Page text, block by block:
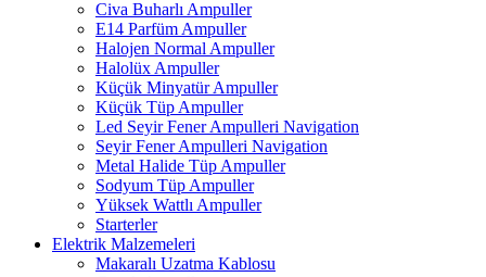
Civa Buharlı Ampuller
E14 Parfüm Ampuller
Halojen Normal Ampuller
Halolüx Ampuller
Küçük Minyatür Ampuller
Küçük Tüp Ampuller
Led Seyir Fener Ampulleri Navigation
Seyir Fener Ampulleri Navigation
Metal Halide Tüp Ampuller
Sodyum Tüp Ampuller
Yüksek Wattlı Ampuller
Starterler
Elektrik Malzemeleri
Makaralı Uzatma Kablosu